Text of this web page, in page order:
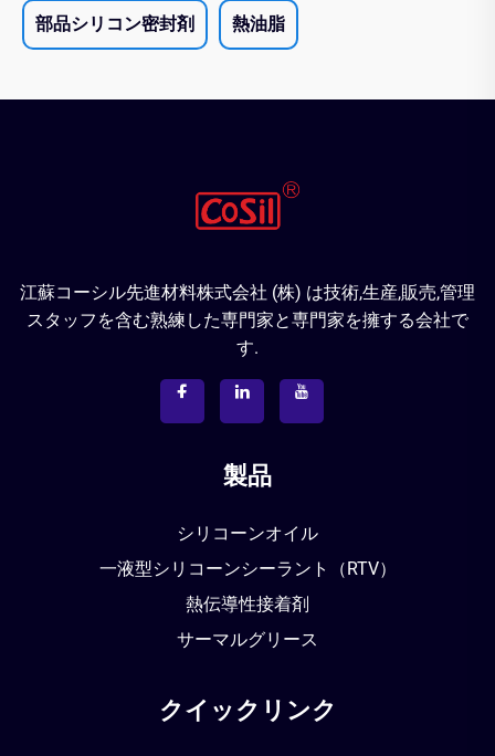
部品シリコン密封剤 熱油脂
江蘇コーシル先進材料株式会社 (株) は技術,生産,販売,管理
スタッフを含む熟練した専門家と専門家を擁する会社で
す.
製品
シリコーンオイル
一液型シリコーンシーラント（RTV）
熱伝導性接着剤
サーマルグリース
クイックリンク